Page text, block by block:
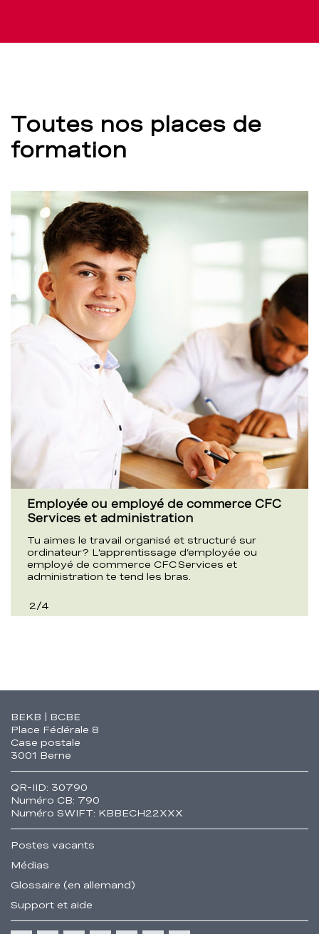
Toutes nos places de
formation
Employée ou employé de commerce CFC
Services et administration
Tu aimes le travail organisé et structuré sur
ordinateur? L’apprentissage d’employée ou
employé de commerce CFC Services et
administration te tend les bras.
2/4
Fusszeile
BEKB | BCBE
Place Fédérale 8
Case postale
3001 Berne
QR-IID: 30790
Numéro CB: 790
Numéro SWIFT: KBBECH22XXX
Postes vacants
Médias
Glossaire (en allemand)
Support et aide